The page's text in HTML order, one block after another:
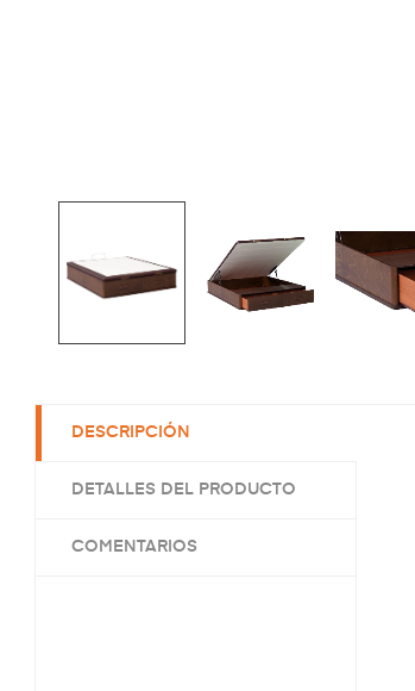
DESCRIPCIÓN
DETALLES DEL PRODUCTO
COMENTARIOS